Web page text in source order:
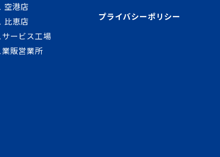
空港店
比恵店
ービス工場
販営業所
プライバシーポリシー